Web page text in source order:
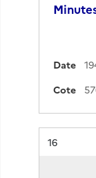
Date
Cote
Résultat n°
16